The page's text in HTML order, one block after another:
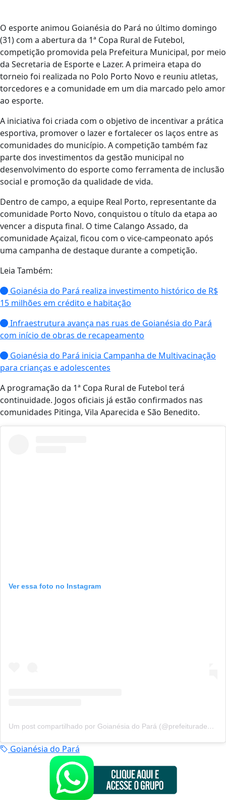
O esporte animou Goianésia do Pará no último domingo
(31) com a abertura da 1ª Copa Rural de Futebol,
competição promovida pela Prefeitura Municipal, por meio
da Secretaria de Esporte e Lazer. A primeira etapa do
torneio foi realizada no Polo Porto Novo e reuniu atletas,
torcedores e a comunidade em um dia marcado pelo amor
ao esporte.
A iniciativa foi criada com o objetivo de incentivar a prática
esportiva, promover o lazer e fortalecer os laços entre as
comunidades do município. A competição também faz
parte dos investimentos da gestão municipal no
desenvolvimento do esporte como ferramenta de inclusão
social e promoção da qualidade de vida.
Dentro de campo, a equipe Real Porto, representante da
comunidade Porto Novo, conquistou o título da etapa ao
vencer a disputa final. O time Calango Assado, da
comunidade Açaizal, ficou com o vice-campeonato após
uma campanha de destaque durante a competição.
Leia Também:
Goianésia do Pará realiza investimento histórico de R$
15 milhões em crédito e habitação
Infraestrutura avança nas ruas de Goianésia do Pará
com início de obras de recapeamento
Goianésia do Pará inicia Campanha de Multivacinação
para crianças e adolescentes
A programação da 1ª Copa Rural de Futebol terá
continuidade. Jogos oficiais já estão confirmados nas
comunidades Pitinga, Vila Aparecida e São Benedito.
Ver essa foto no Instagram
Um post compartilhado por Goianésia do Pará (@prefeituradegoianesiadopara)
Goianésia do Pará